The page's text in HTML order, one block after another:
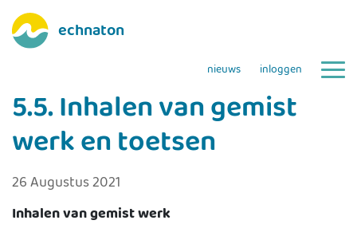
echnaton
nieuws inloggen
5.5. Inhalen van gemist
werk en toetsen
26 Augustus 2021
Inhalen van gemist werk